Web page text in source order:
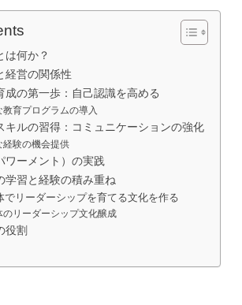
は何か？
経営の関係性
成の第一歩：自己認識を高める
教育プログラムの導入
キルの習得：コミュニケーションの強化
経験の機会提供
ワーメント）の実践
学習と経験の積み重ね
でリーダーシップを育てる文化を作る
のリーダーシップ文化醸成
役割